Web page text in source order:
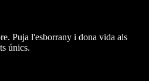
Puja l'esborrany i dona vida als
únics.